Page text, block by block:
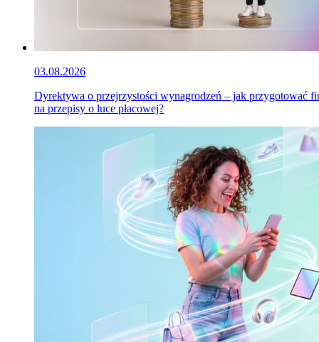
03.08.2026
Dyrektywa o przejrzystości wynagrodzeń – jak przygotować
na przepisy o luce płacowej?